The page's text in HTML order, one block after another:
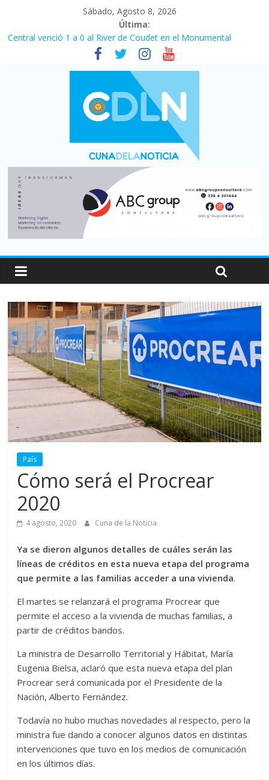
Sábado, Agosto 8, 2026
Última:
Fuerte caída de la venta de autos usados en julio: bajó un 12,6%
Central venció 1 a 0 al River de Coudet en el Monumental
La morosidad alcanzó su nivel más alto en dos décadas y ya
afecta a 400 mil deudores en Santa Fe
Desde que asumió Milei cerraron 41.000 kioscos: el sector
denuncia crisis como en 2001
Vacaciones de invierno con más movimiento y consumo
turístico: 4,6 millones de personas viajaron por el país, un 5,9%
País
Cómo será el Procrear
2020
4 agosto, 2020 Cuna de la Noticia
Ya se dieron algunos detalles de cuáles serán las
líneas de créditos en esta nueva etapa del programa
que permite a las familias acceder a una vivienda.
El martes se relanzará el programa Procrear que
permite el acceso a la vivienda de muchas familias, a
partir de créditos bandos.
La ministra de Desarrollo Territorial y Hábitat, María
Eugenia Bielsa, aclaró que esta nueva etapa del plan
Procrear será comunicada por el Presidente de la
Nación, Alberto Fernández.
Todavía no hubo muchas novedades al respecto, pero la
ministra fue dando a conocer algunos datos en distintas
intervenciones que tuvo en los medios de comunicación
en los últimos días.